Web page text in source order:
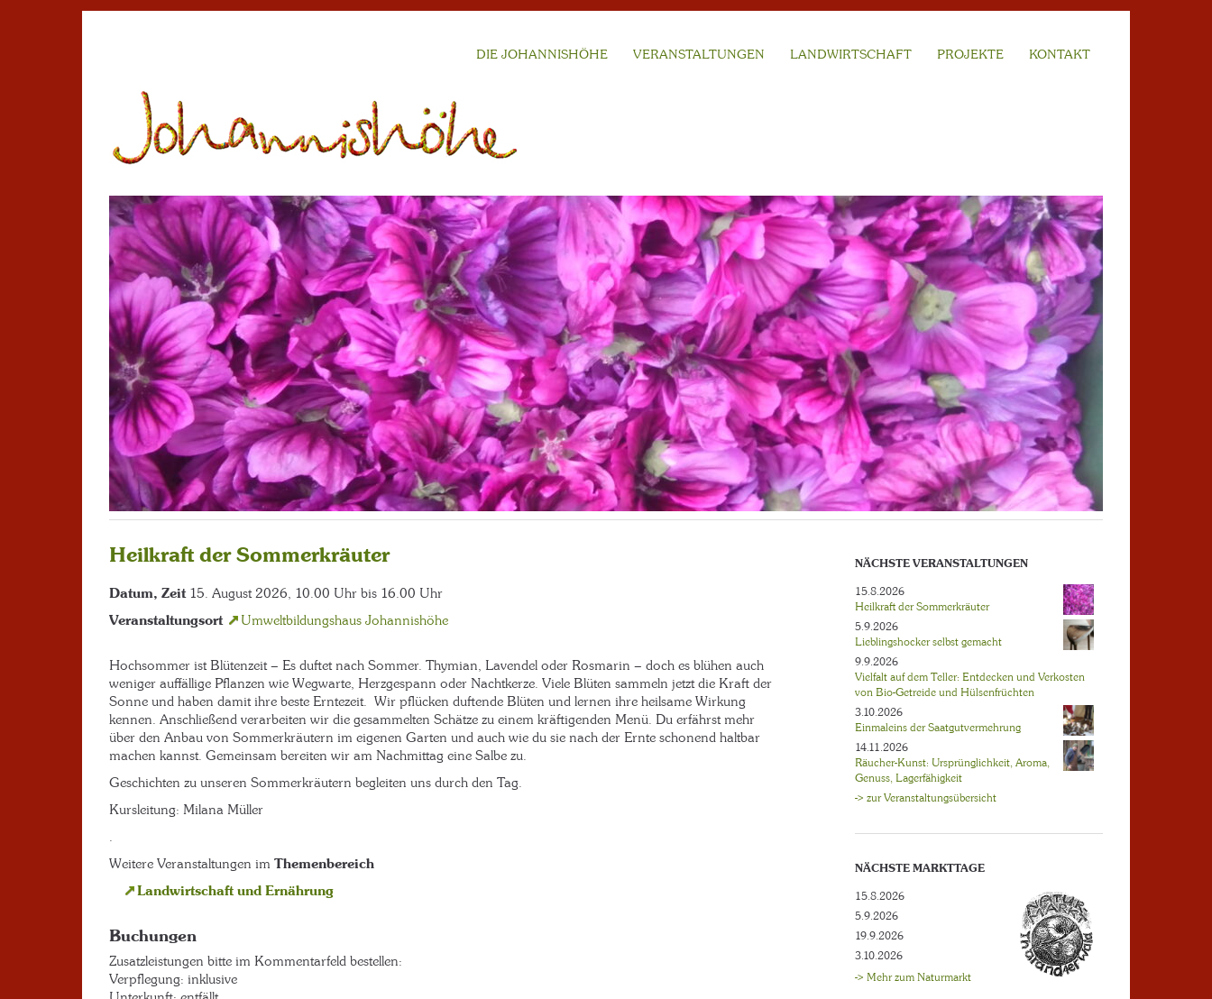
DIE JOHANNISHÖHE VERANSTALTUNGEN LANDWIRTSCHAFT PROJEKTE KONTAKT
Heilkraft der Sommerkräuter
Datum, Zeit15. August 2026, 10.00 Uhr bis 16.00 Uhr
Veranstaltungsort Umweltbildungshaus Johannishöhe
Hochsommer ist Blütenzeit – Es duftet nach Sommer. Thymian, Lavendel oder Rosmarin – doch es blühen auch
weniger auffällige Pflanzen wie Wegwarte, Herzgespann oder Nachtkerze. Viele Blüten sammeln jetzt die Kraft der
Sonne und haben damit ihre beste Erntezeit. Wir pflücken duftende Blüten und lernen ihre heilsame Wirkung
kennen. Anschließend verarbeiten wir die gesammelten Schätze zu einem kräftigenden Menü. Du erfährst mehr
über den Anbau von Sommerkräutern im eigenen Garten und auch wie du sie nach der Ernte schonend haltbar
machen kannst. Gemeinsam bereiten wir am Nachmittag eine Salbe zu.
Geschichten zu unseren Sommerkräutern begleiten uns durch den Tag.
Kursleitung: Milana Müller
.
Weitere Veranstaltungen im Themenbereich
Landwirtschaft und Ernährung
Buchungen
Zusatzleistungen bitte im Kommentarfeld bestellen:
Verpflegung: inklusive
NÄCHSTE VERANSTALTUNGEN
15.8.2026
Heilkraft der Sommerkräuter
5.9.2026
Lieblingshocker selbst gemacht
9.9.2026
Vielfalt auf dem Teller: Entdecken und Verkosten
von Bio-Getreide und Hülsenfrüchten
3.10.2026
Einmaleins der Saatgutvermehrung
14.11.2026
Räucher-Kunst: Ursprünglichkeit, Aroma,
Genuss, Lagerfähigkeit
-> zur Veranstaltungsübersicht
NÄCHSTE MARKTTAGE
15.8.2026
5.9.2026
19.9.2026
3.10.2026
-> Mehr zum Naturmarkt